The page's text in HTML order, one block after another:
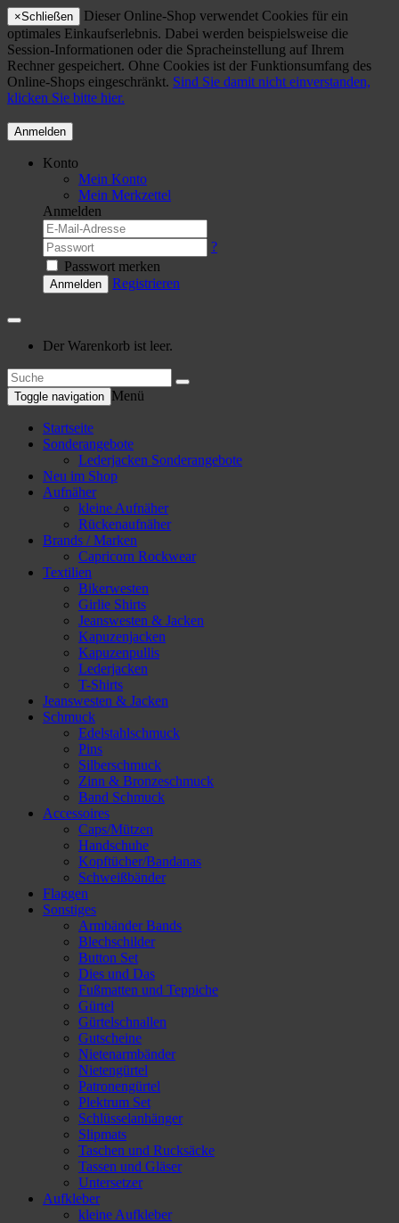
×Schließen
Dieser Online-Shop verwendet Cookies für ein
optimales Einkaufserlebnis. Dabei werden beispielsweise die
Session-Informationen oder die Spracheinstellung auf Ihrem
Rechner gespeichert. Ohne Cookies ist der Funktionsumfang des
Online-Shops eingeschränkt. Sind Sie damit nicht einverstanden,
klicken Sie bitte hier.
Anmelden
Konto
Mein Konto
Mein Merkzettel
Anmelden
?
Passwort merken
Anmelden Registrieren
Der Warenkorb ist leer.
Toggle navigation Menü
Startseite
Sonderangebote
Lederjacken Sonderangebote
Neu im Shop
Aufnäher
kleine Aufnäher
Rückenaufnäher
Brands / Marken
Capricorn Rockwear
Textilien
Bikerwesten
Girlie Shirts
Jeanswesten & Jacken
Kapuzenjacken
Kapuzenpullis
Lederjacken
T-Shirts
Jeanswesten & Jacken
Schmuck
Edelstahlschmuck
Pins
Silberschmuck
Zinn & Bronzeschmuck
Band Schmuck
Accessoires
Caps/Mützen
Handschuhe
Kopftücher/Bandanas
Schweißbänder
Flaggen
Sonstiges
Armbänder Bands
Blechschilder
Button Set
Dies und Das
Fußmatten und Teppiche
Gürtel
Gürtelschnallen
Gutscheine
Nietenarmbänder
Nietengürtel
Patronengürtel
Plektrum Set
Schlüsselanhänger
Slipmats
Taschen und Rucksäcke
Tassen und Gläser
Untersetzer
Aufkleber
kleine Aufkleber